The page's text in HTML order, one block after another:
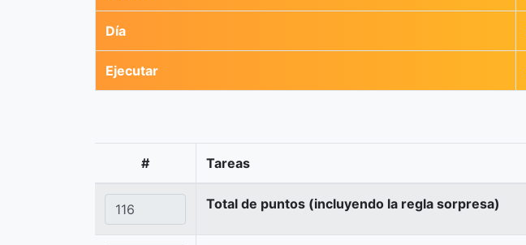
Día
Ejecutar
# Tareas
Total de puntos (incluyendo la regla sorpresa)